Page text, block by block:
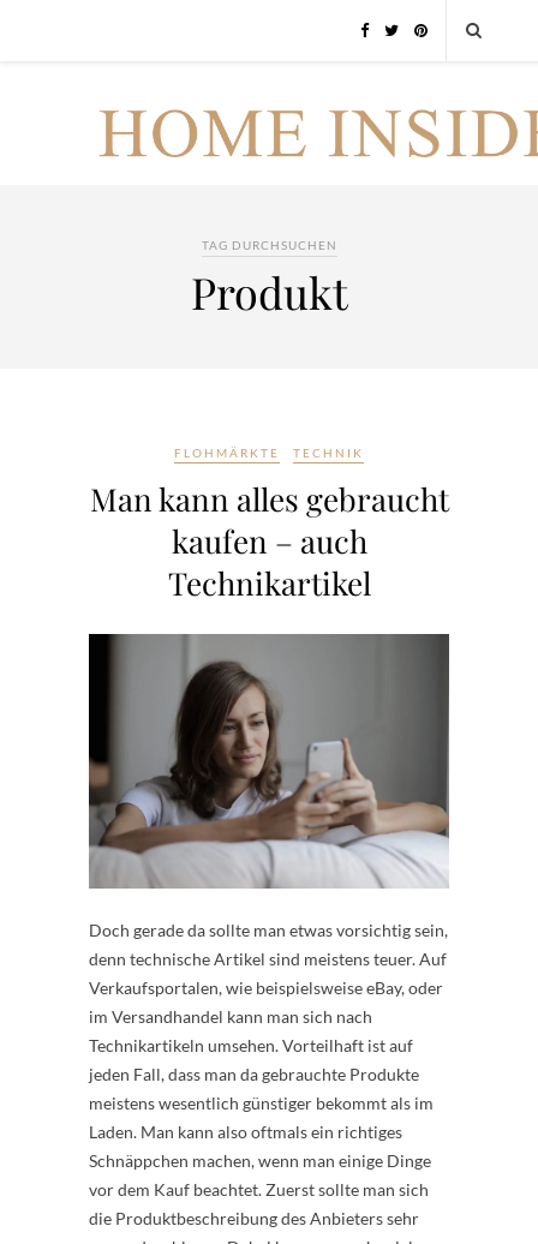
TAG DURCHSUCHEN
Produkt
FLOHMÄRKTE TECHNIK
Man kann alles gebraucht
kaufen – auch
Technikartikel
Doch gerade da sollte man etwas vorsichtig sein,
denn technische Artikel sind meistens teuer. Auf
Verkaufsportalen, wie beispielsweise eBay, oder
im Versandhandel kann man sich nach
Technikartikeln umsehen. Vorteilhaft ist auf
jeden Fall, dass man da gebrauchte Produkte
meistens wesentlich günstiger bekommt als im
Laden. Man kann also oftmals ein richtiges
Schnäppchen machen, wenn man einige Dinge
vor dem Kauf beachtet. Zuerst sollte man sich
die Produktbeschreibung des Anbieters sehr